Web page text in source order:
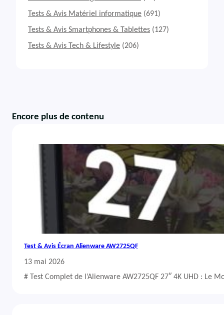
Tests & Avis Matériel informatique (691)
Tests & Avis Smartphones & Tablettes (127)
Tests & Avis Tech & Lifestyle (206)
Encore plus de contenu
Test & Avis Écran Alienware AW2725QF
13 mai 2026
# Test Complet de l’Alienware AW2725QF 27″ 4K UHD : Le